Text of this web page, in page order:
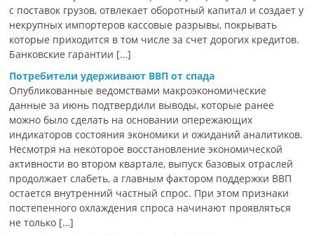
с поставок грузов, отвлекает оборотный капитал и создает у
некрупных импортеров кассовые разрывы, покрывать
которые приходится в том числе за счет дорогих кредитов.
Банковские гарантии […]
Потребители удерживают ВВП от спада
Опубликованные ведомствами макроэкономические
данные за июнь подтвердили выводы, которые ранее
можно было сделать на основании опережающих
индикаторов состояния экономики и ожиданий аналитиков.
Несмотря на некоторое восстановление экономической
активности во втором квартале, выпуск базовых отраслей
продолжает слабеть, а главным фактором поддержки ВВП
остается внутренний частный спрос. При этом признаки
постепенного охлаждения спроса начинают проявляться
не только […]